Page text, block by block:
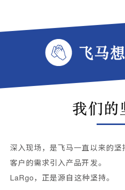
深入现场，是飞马一直以来的
客户的需求引入产品开发。
LaRgo，正是源自这种坚持。